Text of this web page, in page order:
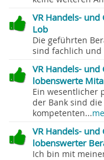
VR Handels-
Lob
Die geführten
sind fachlich und
VR Handels-
lobenswerte
Ein wesentlicher
der Bank sind
kompetenten...
VR Handels-
lobenswerter
Ich bin mit